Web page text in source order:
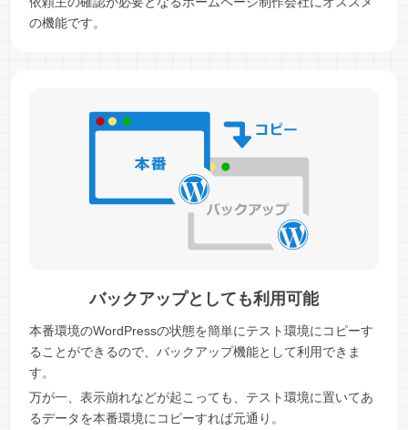
の機能です。
バックアップとしても利用可能
本番環境のWordPressの状態を簡単にテスト環境にコピーす
ることができるので、バックアップ機能として利用できま
す。
万が一、表示崩れなどが起こっても、テスト環境に置いてあ
るデータを本番環境にコピーすれば元通り。